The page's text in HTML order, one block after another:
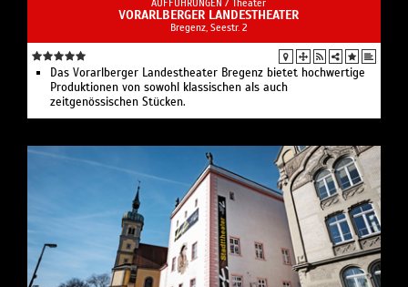
AUFFÜHRUNGEN / Theater
VORARLBERGER LANDESTHEATER
Bregenz, Seestr. 2
Das Vorarlberger Landestheater Bregenz bietet hochwertige
Produktionen von sowohl klassischen als auch
zeitgenössischen Stücken.